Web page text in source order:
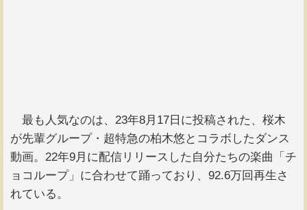
最も人気なのは、23年8月17日に投稿された、桜木
が先輩グループ・超特急の柏木悠とコラボしたダンス
動画。22年9月に配信リリースした自分たちの楽曲「チ
ョコループ」に合わせて踊っており、92.6万回再生さ
れている。